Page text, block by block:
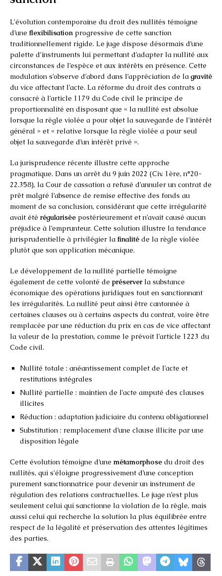
L’évolution contemporaine du droit des nullités témoigne
d’une flexibilisation progressive de cette sanction
traditionnellement rigide. Le juge dispose désormais d’une
palette d’instruments lui permettant d’adapter la nullité aux
circonstances de l’espèce et aux intérêts en présence. Cette
modulation s’observe d’abord dans l’appréciation de la gravité
du vice affectant l’acte. La réforme du droit des contrats a
consacré à l’article 1179 du Code civil le principe de
proportionnalité en disposant que « la nullité est absolue
lorsque la règle violée a pour objet la sauvegarde de l’intérêt
général » et « relative lorsque la règle violée a pour seul
objet la sauvegarde d’un intérêt privé ».
La jurisprudence récente illustre cette approche
pragmatique. Dans un arrêt du 9 juin 2022 (Civ. 1ère, n°20-
22.358), la Cour de cassation a refusé d’annuler un contrat de
prêt malgré l’absence de remise effective des fonds au
moment de sa conclusion, considérant que cette irrégularité
avait été régularisée postérieurement et n’avait causé aucun
préjudice à l’emprunteur. Cette solution illustre la tendance
jurisprudentielle à privilégier la finalité de la règle violée
plutôt que son application mécanique.
Le développement de la nullité partielle témoigne
également de cette volonté de préserverla substance
économique des opérations juridiques tout en sanctionnant
les irrégularités. La nullité peut ainsi être cantonnée à
certaines clauses ou à certains aspects du contrat, voire être
remplacée par une réduction du prix en cas de vice affectant
la valeur de la prestation, comme le prévoit l’article 1223 du
Code civil.
Nullité totale : anéantissement complet de l’acte et
restitutions intégrales
Nullité partielle : maintien de l’acte amputé des clauses
illicites
Réduction : adaptation judiciaire du contenu obligationnel
Substitution : remplacement d’une clause illicite par une
disposition légale
Cette évolution témoigne d’une métamorphose du droit des
nullités, qui s’éloigne progressivement d’une conception
purement sanctionnatrice pour devenir un instrument de
régulation des relations contractuelles. Le juge n’est plus
seulement celui qui sanctionne la violation de la règle, mais
aussi celui qui recherche la solution la plus équilibrée entre
respect de la légalité et préservation des attentes légitimes
des parties.